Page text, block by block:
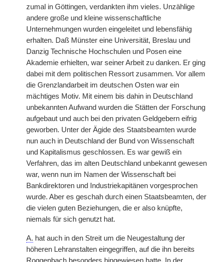
zumal in Göttingen, verdankten ihm vieles. Unzählige
andere große und kleine wissenschaftliche
Unternehmungen wurden eingeleitet und lebensfähig
erhalten. Daß Münster eine Universität, Breslau und
Danzig Technische Hochschulen und Posen eine
Akademie erhielten, war seiner Arbeit zu danken. Er ging
dabei mit dem politischen Ressort zusammen. Vor allem
die Grenzlandarbeit im deutschen Osten war ein
mächtiges Motiv. Mit einem bis dahin in Deutschland
unbekannten Aufwand wurden die Stätten der Forschung
aufgebaut und auch bei den privaten Geldgebern eifrig
geworben. Unter der Ägide des Staatsbeamten wurde
nun auch in Deutschland der Bund von Wissenschaft
und Kapitalismus geschlossen. Es war gewiß ein
Verfahren, das im alten Deutschland unbekannt gewesen
war, wenn nun im Namen der Wissenschaft bei
Bankdirektoren und Industriekapitänen vorgesprochen
wurde. Aber es geschah durch einen Staatsbeamten, der
die vielen guten Beziehungen, die er also knüpfte,
niemals für sich genutzt hat.
A. hat auch in den Streit um die Neugestaltung der
höheren Lehranstalten eingegriffen, auf die ihn bereits